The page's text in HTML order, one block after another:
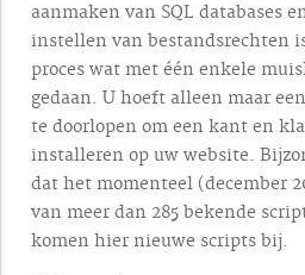
aanmaken van SQL databases
instellen van bestandsrechten
proces wat met één enkele
gedaan. U hoeft alleen maar
te doorlopen om een kant en
installeren op uw website.
dat het momenteel (december
van meer dan 285 bekende
komen hier nieuwe scripts bij.